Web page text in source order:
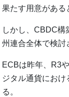
果たす用意がある
しかし、CBDC構
州連合全体で検討
ECBは昨年、R3
ジタル通貨にお
る。